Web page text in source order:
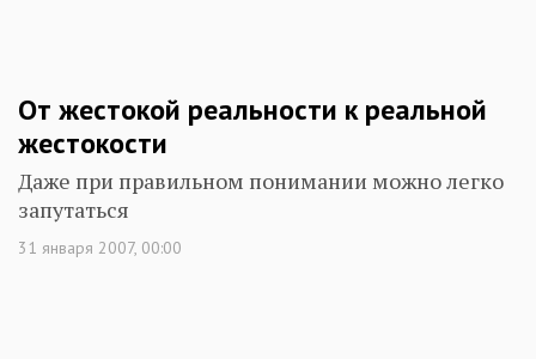
От жестокой реальности к реальной
жестокости
Даже при правильном понимании можно легко
запутаться
31 января 2007, 00:00